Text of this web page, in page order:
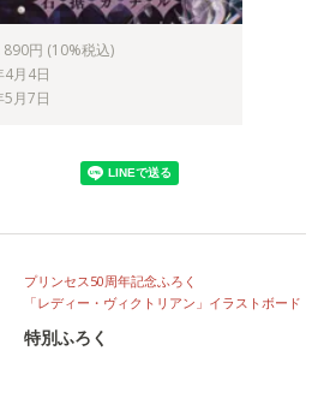
円 (10%税込)
月4日
月7日
プリンセス50周年記念ふろく
「レディー・ヴィクトリアン」イラストボード
特別ふろく